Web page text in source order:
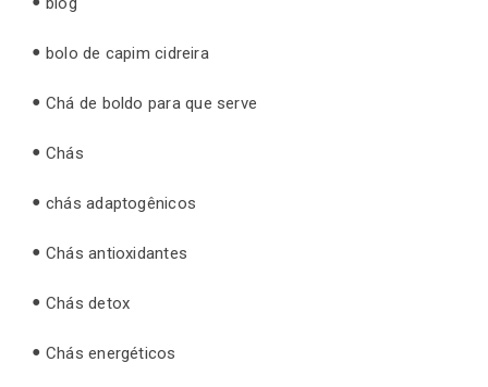
bolo de capim cidreira
Chá de boldo para que serve
Chás
chás adaptogênicos
Chás antioxidantes
Chás detox
Chás energéticos